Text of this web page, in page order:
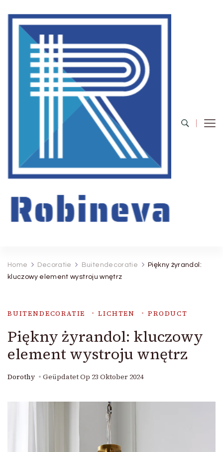
Home Decoratie Buitendecoratie
Piękny żyrandol:
kluczowy element wystroju wnętrz
BUITENDECORATIE LICHTEN PRODUCT
Piękny żyrandol: kluczowy
element wystroju wnętrz
Dorothy Geüpdatet Op 23 Oktober 2024